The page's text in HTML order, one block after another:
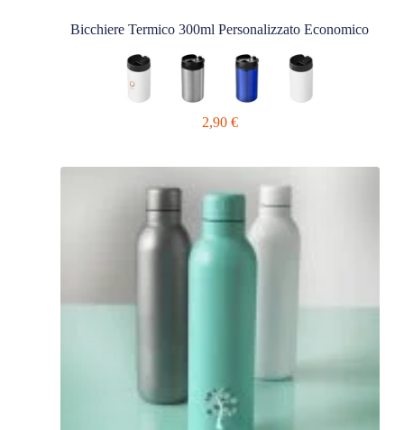
Bicchiere Termico 300ml Personalizzato Economico
2,90 €